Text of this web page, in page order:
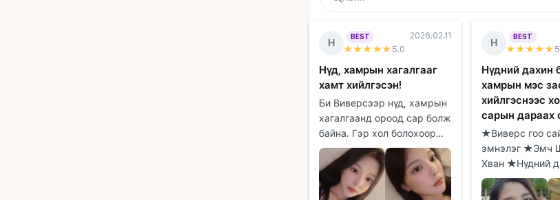
Н
BEST
★★★★★ 5.0
2026.02.11
Нүд, хамрын хагалгааг
хамт хийлгэсэн!
Би Виверсээр нүд, хамрын
хагалгаанд ороод сар болж
байна. Гэр хол болохоор
гэртээ байхдаа
эмнэлгүүдийг судалж,
зөвлөгөө авах цаг товлоход
их цаг орсон...
Н
BEST
★★★★★ 5
Нүдний дахин
хамрын мэс
хийлгэснээс
сарын дараах
★Виверс гоо
эмнэлэг ★Эмч
Хван ★Нүдний
засал/Хамрын
★1 сар Виверс эмнэлгийн